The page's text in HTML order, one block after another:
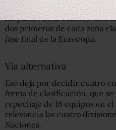
un formato de eliminatorias
los países de la UEFA se
dos primeros de cada zona
fase final de la Eurocopa.
Vía alternativa
Eso deja por decidir cuatro
forma de clasificación, que
repechaje de 16 equipos en
relevancia las cuatro
Naciones.